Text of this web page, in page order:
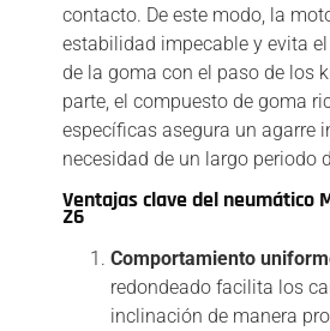
contacto. De este modo, la
estabilidad impecable y evita
de la goma con el paso de los
parte, el compuesto de goma
específicas asegura un agarre
necesidad de un largo periodo
Ventajas clave del neumático
Z6
Comportamiento
redondeado facilita los
inclinación de manera